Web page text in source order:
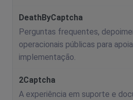
Perguntas frequentes,
operacionais públicas para
implementação.
A experiência em suporte e